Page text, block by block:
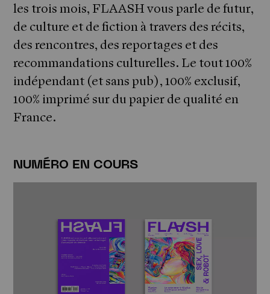
les trois mois, FLAASH vous parle de futur,
de culture et de fiction à travers des récits,
des rencontres, des reportages et des
recommandations culturelles. Le tout 100%
indépendant (et sans pub), 100% exclusif,
100% imprimé sur du papier de qualité en
France.
NUMÉRO EN COURS